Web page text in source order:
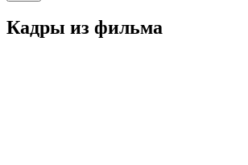
Кадры из фильмa